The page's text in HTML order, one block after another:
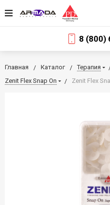
8 (800)
Главная Каталог Терапия
Zenit Flex Snap On
Zenit Flex